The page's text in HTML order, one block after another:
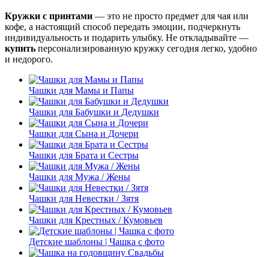
Кружки с принтами — это не просто предмет для чая или
кофе, а настоящий способ передать эмоции, подчеркнуть
индивидуальность и подарить улыбку. Не откладывайте —
купить персонализированную кружку сегодня легко, удобно
и недорого.
Чашки для Мамы и Папы
Чашки для Бабушки и Дедушки
Чашки для Сына и Дочери
Чашки для Брата и Сестры
Чашки для Мужа / Жены
Чашки для Невестки / Зятя
Чашки для Крестных / Кумовьев
Детские шаблоны | Чашка с фото